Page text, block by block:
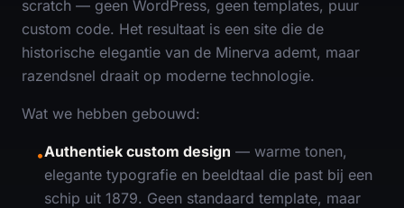
scratch — geen WordPress, geen templates, puur
custom code. Het resultaat is een site die de
historische elegantie van de Minerva ademt, maar
razendsnel draait op moderne technologie.
Wat we hebben gebouwd:
•Authentiek custom design — warme tonen,
elegante typografie en beeldtaal die past bij een
schip uit 1879. Geen standaard template, maar